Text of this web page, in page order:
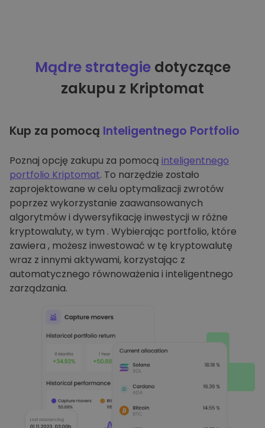
Mądre strategiedotyczące
zakupu z Kriptomat
Kup za pomocą Inteligentnego Portfolio
Poznaj opcję zakupu za pomocą inteligentnego
portfolio Kriptomat. To narzędzie zostało
zaprojektowane w celu optymalizacji zwrotów
poprzez wykorzystanie zaawansowanych
algorytmów i dywersyfikację inwestycji w różne
kryptowaluty, w tym . Wybierając portfolio, które
zawiera , możesz inwestować w tę kryptowalutę
wraz z innymi aktywami, korzystając z
automatycznego równoważenia i inteligentnego
zarządzania.